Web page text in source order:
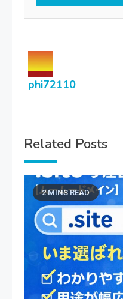
phi72110
Related Posts
2 MINS READ